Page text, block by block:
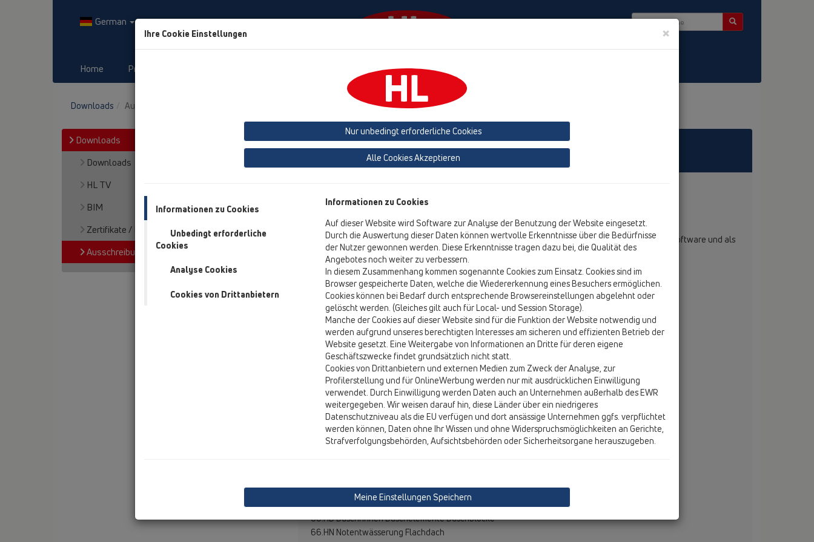
German
Home Produkte Unternehmen HL Haus
Downloads Ausschreibungstexte
Downloads
Downloads
HL TV
BIM
Zertifikate / Prüfzeugnisse
Ausschreibungstexte
Ausschreibungstexte
Ausschreibungstexte nach ÖNORM A-2063
Hier unsere Ausschreibungstexte nach ÖNORM A-2063 zur Verwendung in Ausschreibungssoftware und als
PDF-Dokument.
Leistungsbeschreibung Haustechnik LB-HT Version 13
LG 66 Bauteile f.Entwässerungsanlagen (LB-Ergänzung) Version 13
LB-HT013 Ergänzungen HUTTERER-LECHNER
Unterleistungsgruppen (ULG) - Übersicht:
66.H1 Küchen-u.Waschtischsifone
66.H2 Badewannen-u.Duschabläufe, Gerätesifone
66.H3 Anschlüsse für Geräte und Einrichtungsgegenstände
66.H4 WC- und Urinalanschlüsse Rohrbelüfter
66.H5 Dach- Balkon- u.Terrassenabläufe
66.H8 Rückstauverschlüsse und Regensinkkästen
66.H9 Abdichtung, Brandschutz und Übergänge
66.HD Duschrinnen Duschelemente Duschblöcke
66.HN Notentwässerung Flachdach
Ihre Cookie Einstellungen ×
Nur unbedingt erforderliche Cookies
Alle Cookies Akzeptieren
Informationen zu Cookies
Unbedingt erforderliche
Cookies
Analyse Cookies
Cookies von Drittanbietern
Informationen zu Cookies
Auf dieser Website wird Software zur Analyse der Benutzung der Website eingesetzt.
Durch die Auswertung dieser Daten können wertvolle Erkenntnisse über die Bedürfnisse
der Nutzer gewonnen werden. Diese Erkenntnisse tragen dazu bei, die Qualität des
Angebotes noch weiter zu verbessern.
In diesem Zusammenhang kommen sogenannte Cookies zum Einsatz. Cookies sind im
Browser gespeicherte Daten, welche die Wiedererkennung eines Besuchers ermöglichen.
Cookies können bei Bedarf durch entsprechende Browsereinstellungen abgelehnt oder
gelöscht werden. (Gleiches gilt auch für Local- und Session Storage).
Manche der Cookies auf dieser Website sind für die Funktion der Website notwendig und
werden aufgrund unseres berechtigten Interesses am sicheren und effizienten Betrieb der
Website gesetzt. Eine Weitergabe von Informationen an Dritte für deren eigene
Geschäftszwecke findet grundsätzlich nicht statt.
Cookies von Drittanbietern und externen Medien zum Zweck der Analyse, zur
Profilerstellung und für OnlineWerbung werden nur mit ausdrücklichen Einwilligung
verwendet. Durch Einwilligung werden Daten auch an Unternehmen außerhalb des EWR
weitergegeben. Wir weisen darauf hin, diese Länder über ein niedrigeres
Datenschutzniveau als die EU verfügen und dort ansässige Unternehmen ggfs. verpflichtet
werden können, Daten ohne Ihr Wissen und ohne Widerspruchsmöglichkeiten an Gerichte,
Strafverfolgungsbehörden, Aufsichtsbehörden oder Sicherheitsorgane herauszugeben.
Meine Einstellungen Speichern